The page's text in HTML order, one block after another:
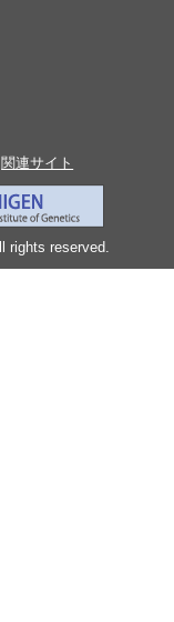
関連サイト
rights reserved.